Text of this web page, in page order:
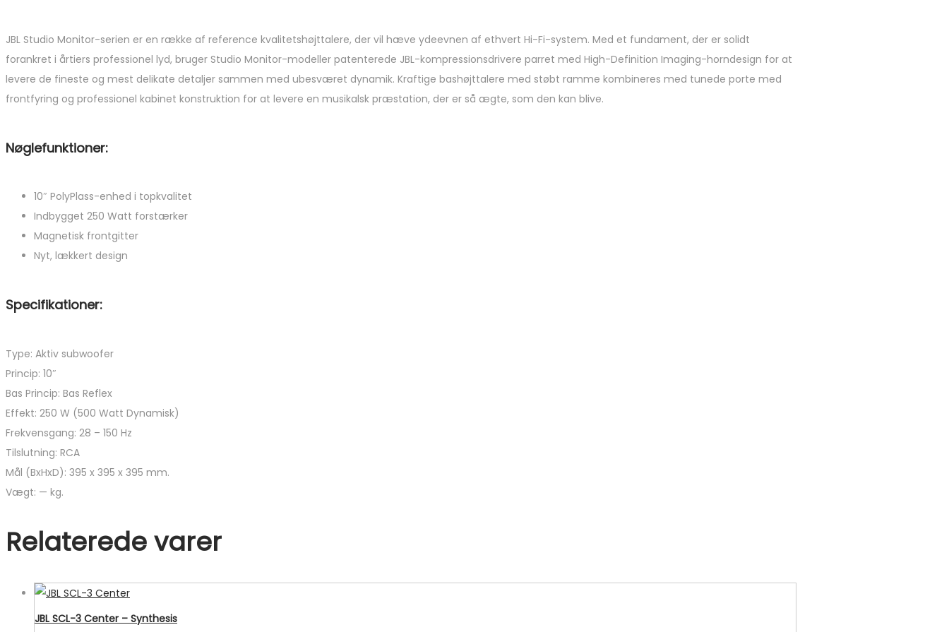
JBL Studio Monitor-serien er en række af reference kvalitetshøjttalere, der vil hæve ydeevnen af ​​ethvert Hi-Fi-system. Med et fundament, der er solidt
forankret i årtiers professionel lyd, bruger Studio Monitor-modeller patenterede JBL-kompressionsdrivere parret med High-Definition Imaging-horndesign for at
levere de fineste og mest delikate detaljer sammen med ubesværet dynamik. Kraftige bashøjttalere med støbt ramme kombineres med tunede porte med
frontfyring og professionel kabinet konstruktion for at levere en musikalsk præstation, der er så ægte, som den kan blive.
Nøglefunktioner:
10″ PolyPlass-enhed i topkvalitet
Indbygget 250 Watt forstærker
Magnetisk frontgitter
Nyt, lækkert design
Specifikationer:
Type: Aktiv subwoofer
Princip: 10″
Bas Princip: Bas Reflex
Effekt: 250 W (500 Watt Dynamisk)
Frekvensgang: 28 – 150 Hz
Tilslutning: RCA
Mål (BxHxD): 395 x 395 x 395 mm.
Vægt: — kg.
Relaterede varer
JBL SCL-3 Center – Synthesis